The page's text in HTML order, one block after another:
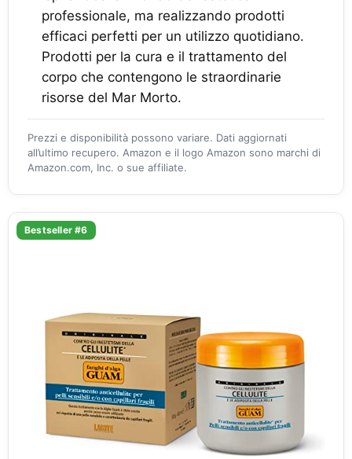
professionale, ma realizzando prodotti
efficaci perfetti per un utilizzo quotidiano.
Prodotti per la cura e il trattamento del
corpo che contengono le straordinarie
risorse del Mar Morto.
Prezzi e disponibilità possono variare. Dati aggiornati
all’ultimo recupero. Amazon e il logo Amazon sono marchi di
Amazon.com, Inc. o sue affiliate.
Bestseller #6